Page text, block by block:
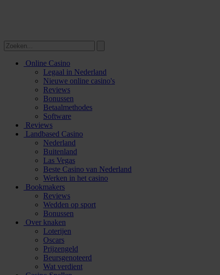
Online Casino
Legaal in Nederland
Nieuwe online casino's
Reviews
Bonussen
Betaalmethodes
Software
Reviews
Landbased Casino
Nederland
Buitenland
Las Vegas
Beste Casino van Nederland
Werken in het casino
Bookmakers
Reviews
Wedden op sport
Bonussen
Over knaken
Loterijen
Oscars
Prijzengeld
Beursgenoteerd
Wat verdient